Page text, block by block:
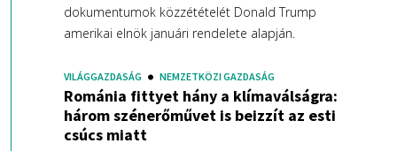
dokumentumok közzétételét Donald Trump
amerikai elnök januári rendelete alapján.
VILÁGGAZDASÁG NEMZETKÖZI GAZDASÁG
Románia fittyet hány a klímaválságra:
három szénerőművet is beizzít az esti
csúcs miatt